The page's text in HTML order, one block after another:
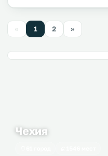
« 1 2 »
Чехия